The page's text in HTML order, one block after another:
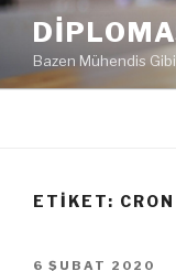
İçeriğe
Bazen Mühendis
ETIKET:
YAYIM
6 ŞUBAT 2020